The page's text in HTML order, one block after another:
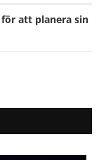
att planera sin